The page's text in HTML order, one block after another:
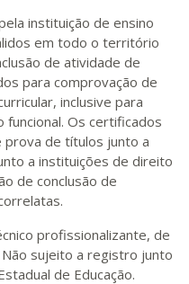
instituição de ensino
em todo o território
de atividade de
para comprovação de
inclusive para
Os certificados
prova de títulos junto a
a instituições de direito
de conclusão de
profissionalizante, de
Não sujeito a registro junto
de Educação.